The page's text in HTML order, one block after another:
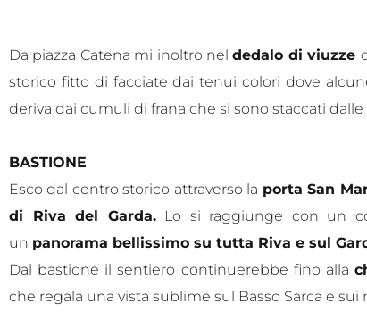
Da piazza Catena mi inoltro neldedalo di viuzze
storico fitto di facciate dai tenui colori dove
deriva dai cumuli di frana che si sono staccati
BASTIONE
Esco dal centro storico attraverso la porta San
di Riva del Garda.Lo si raggiunge con un
un panorama bellissimo su tutta Riva e sul
Dal bastione il sentiero continuerebbe fino alla
che regala una vista sublime sul Basso Sarca e sui